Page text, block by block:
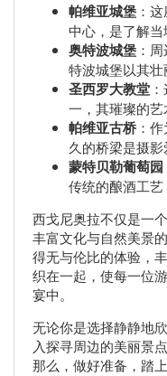
帕维亚城堡 ：
中心，是了解当
奥特波城堡 ：
特波城堡以其壮
圣西罗大教堂
一，其璀璨的艺
帕维亚古桥：作
久的桥梁是摄影
蒙特贝勒葡萄园
传统的酿酒工艺
西戈尼奥拉不仅是一
丰富文化与自然美景
得无与伦比的体验，
织在一起，使每一位
宴中。
无论你是选择静静地
入探寻周边的美丽景
那么，做好准备，踏